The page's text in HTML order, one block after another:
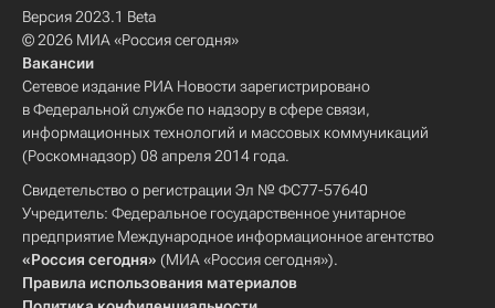
Версия 2023.1 Beta
© 2026 МИА «Россия сегодня»
Вакансии
Сетевое издание РИА Новости зарегистрировано
в Федеральной службе по надзору в сфере связи,
информационных технологий и массовых коммуникаций
(Роскомнадзор) 08 апреля 2014 года.
Свидетельство о регистрации Эл № ФС77-57640
Учредитель: Федеральное государственное унитарное
предприятие Международное информационное агентство
«Россия сегодня» (МИА «Россия сегодня»).
Правила использования материалов